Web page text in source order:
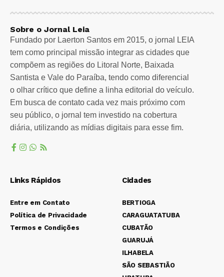
Sobre o Jornal Leia
Fundado por Laerton Santos em 2015, o jornal LEIA
tem como principal missão integrar as cidades que
compõem as regiões do Litoral Norte, Baixada
Santista e Vale do Paraíba, tendo como diferencial
o olhar crítico que define a linha editorial do veículo.
Em busca de contato cada vez mais próximo com
seu público, o jornal tem investido na cobertura
diária, utilizando as mídias digitais para esse fim.
Links Rápidos
Entre em Contato
Política de Privacidade
Termos e Condições
Cidades
BERTIOGA
CARAGUATATUBA
CUBATÃO
GUARUJÁ
ILHABELA
SÃO SEBASTIÃO